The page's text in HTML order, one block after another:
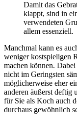
Damit das
klappt, sind in
verwendeten
allem essenziell.
Manchmal kann es
weniger kostspieligen
machen können.
nicht im Geringsten
möglicherweise eher
anderen äußerst deftig
für Sie als Koch auch
durchaus gewöhnlich